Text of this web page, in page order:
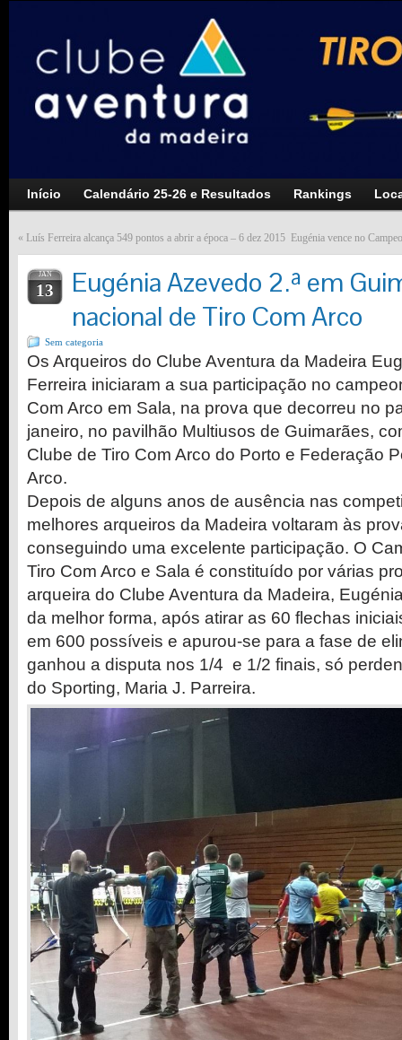
Início Calendário 25-26 e Resultados Rankings
« Luís Ferreira alcança 549 pontos a abrir a época – 6 dez 2015 Eugénia vence no
JAN
13
Eugénia Azevedo 2.ª em
nacional de Tiro Com Arco
Sem categoria
Os Arqueiros do Clube Aventura da Madeira
Ferreira iniciaram a sua participação no
Com Arco em Sala, na prova que decorreu no
janeiro, no pavilhão Multiusos de Guimarães,
Clube de Tiro Com Arco do Porto e Federação
Arco.
Depois de alguns anos de ausência nas
melhores arqueiros da Madeira voltaram às
conseguindo uma excelente participação. O
Tiro Com Arco e Sala é constituído por várias
arqueira do Clube Aventura da Madeira,
da melhor forma, após atirar as 60 flechas
em 600 possíveis e apurou-se para a fase de
ganhou a disputa nos 1/4 e 1/2 finais, só
do Sporting, Maria J. Parreira.